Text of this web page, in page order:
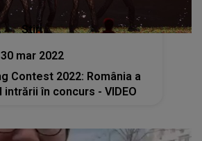
Stiri
30 mar 2022
Contest 2022: România a
în concurs - VIDEO